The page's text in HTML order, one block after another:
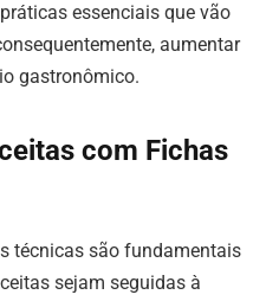
essenciais que vão
aumentar
gastronômico.
com Fichas
técnicas são fundamentais
sejam seguidas à